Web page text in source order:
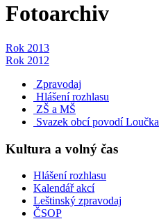
Fotoarchiv
Rok 2013
Rok 2012
Zpravodaj
Hlášení rozhlasu
ZŠ a MŠ
Svazek obcí povodí Loučka
Kultura a volný čas
Hlášení rozhlasu
Kalendář akcí
Leštinský zpravodaj
ČSOP